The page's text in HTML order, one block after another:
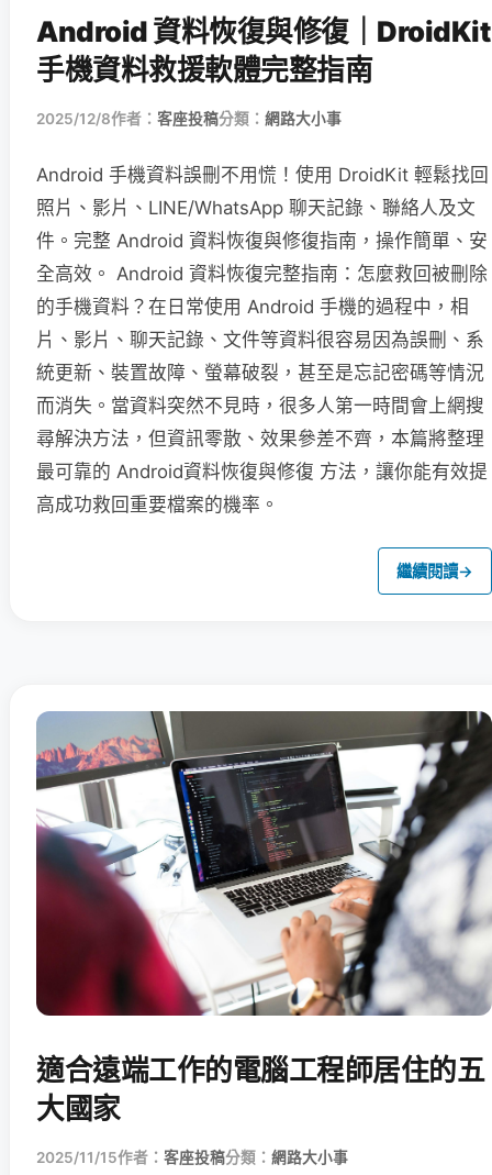
Android 資料恢復與修復｜DroidKit
手機資料救援軟體完整指南
2025/12/8作者： 客座投稿分類： 網路大小事
Android 手機資料誤刪不用慌！使用 DroidKit 輕鬆找回
照片、影片、LINE/WhatsApp 聊天記錄、聯絡人及文
件。完整 Android 資料恢復與修復指南，操作簡單、安
全高效。 Android 資料恢復完整指南：怎麼救回被刪除
的手機資料？在日常使用 Android 手機的過程中，相
片、影片、聊天記錄、文件等資料很容易因為誤刪、系
統更新、裝置故障、螢幕破裂，甚至是忘記密碼等情況
而消失。當資料突然不見時，很多人第一時間會上網搜
尋解決方法，但資訊零散、效果參差不齊，本篇將整理
最可靠的 Android資料恢復與修復 方法，讓你能有效提
高成功救回重要檔案的機率。
繼續閱讀→
適合遠端工作的電腦工程師居住的五
大國家
2025/11/15作者： 客座投稿分類： 網路大小事